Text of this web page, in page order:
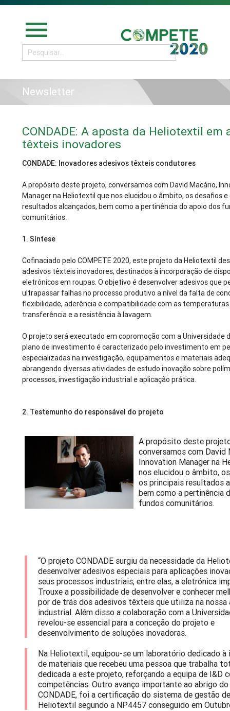
menu
Newsletter
CONDADE: A aposta da Heliotextil em
têxteis inovadores
CONDADE: Inovadores adesivos têxteis condutores
A propósito deste projeto, conversamos com David Macário,
Manager na Heliotextil que nos elucidou o âmbito, os desafios
resultados alcançados, bem como a pertinência do apoio dos
comunitários.
1. Síntese
Cofinaciado pelo COMPETE 2020, este projeto da Heliotextil
adesivos têxteis inovadores, destinados à incorporação de
eletrónicos em roupas. O objetivo é desenvolver adesivos que
ultrapassar falhas no processo produtivo a nível da falta de
flexibilidade, aderência e compatibilidade com as
transferência e a resistência à lavagem.
O projeto será executado em copromoção com a Universidade
plano de investimento é caracterizado pelo investimento em
especializadas na investigação, equipamentos e materiais
abrangendo diversas atividades de estudo inovação sobre
processos, investigação industrial e aplicação prática.
2. Testemunho do responsável do projeto
A propósito deste
conversamos com David
Innovation Manager na
nos elucidou o âmbito,
os principais resultados
bem como a pertinência
fundos comunitários.
“O projeto CONDADE surgiu da necessidade da
desenvolver adesivos especiais para aplicações
seus processos industriais, entre elas, a eletrónica
Trouxe a possibilidade de desenvolver e conhecer
por de trás dos adesivos têxteis que utiliza na nossa
industrial. Além disso a colaboração com a
revelou-se essencial para a conceção do projeto e
desenvolvimento de soluções inovadoras.
Na Heliotextil, equipou-se um laboratório dedicado à
de materiais que recebeu uma pessoa que trabalha
dedicada a este projeto, reforçando a equipa de I&D
competências. Outro avanço importante ao abrigo
CONDADE, foi a certificação do sistema de gestão
Heliotextil segundo a NP4457 conseguido em